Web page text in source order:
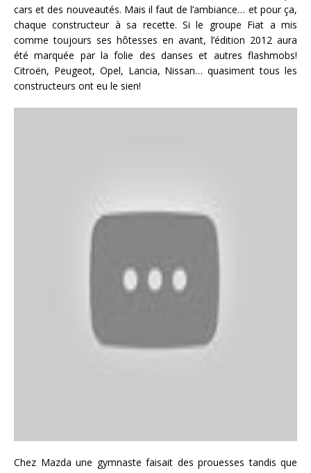
cars et des nouveautés. Mais il faut de l’ambiance… et pour ça,
chaque constructeur à sa recette. Si le groupe Fiat a mis
comme toujours ses hôtesses en avant, l’édition 2012 aura
été marquée par la folie des danses et autres flashmobs!
Citroën, Peugeot, Opel, Lancia, Nissan… quasiment tous les
constructeurs ont eu le sien!
Chez Mazda une gymnaste faisait des prouesses tandis que